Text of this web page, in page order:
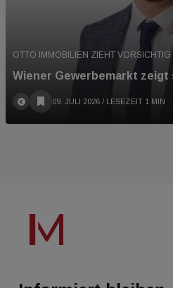
OTTO IMMOBILIEN ZIEHT
Wiener Gewerbemarkt zeigt
09. JULI 2026 / LESEZEIT 1 MIN